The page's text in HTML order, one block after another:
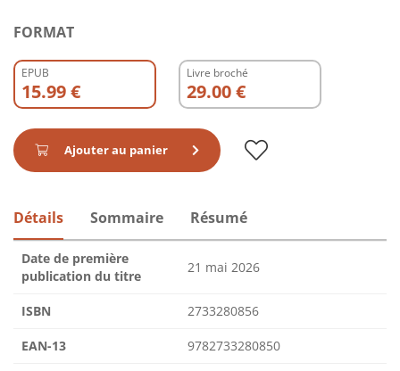
FORMAT
EPUB
15.99 €
Livre broché
29.00 €
Ajouter au panier
Détails Sommaire Résumé
Date de première
publication du titre
21 mai 2026
ISBN 2733280856
EAN-13 9782733280850